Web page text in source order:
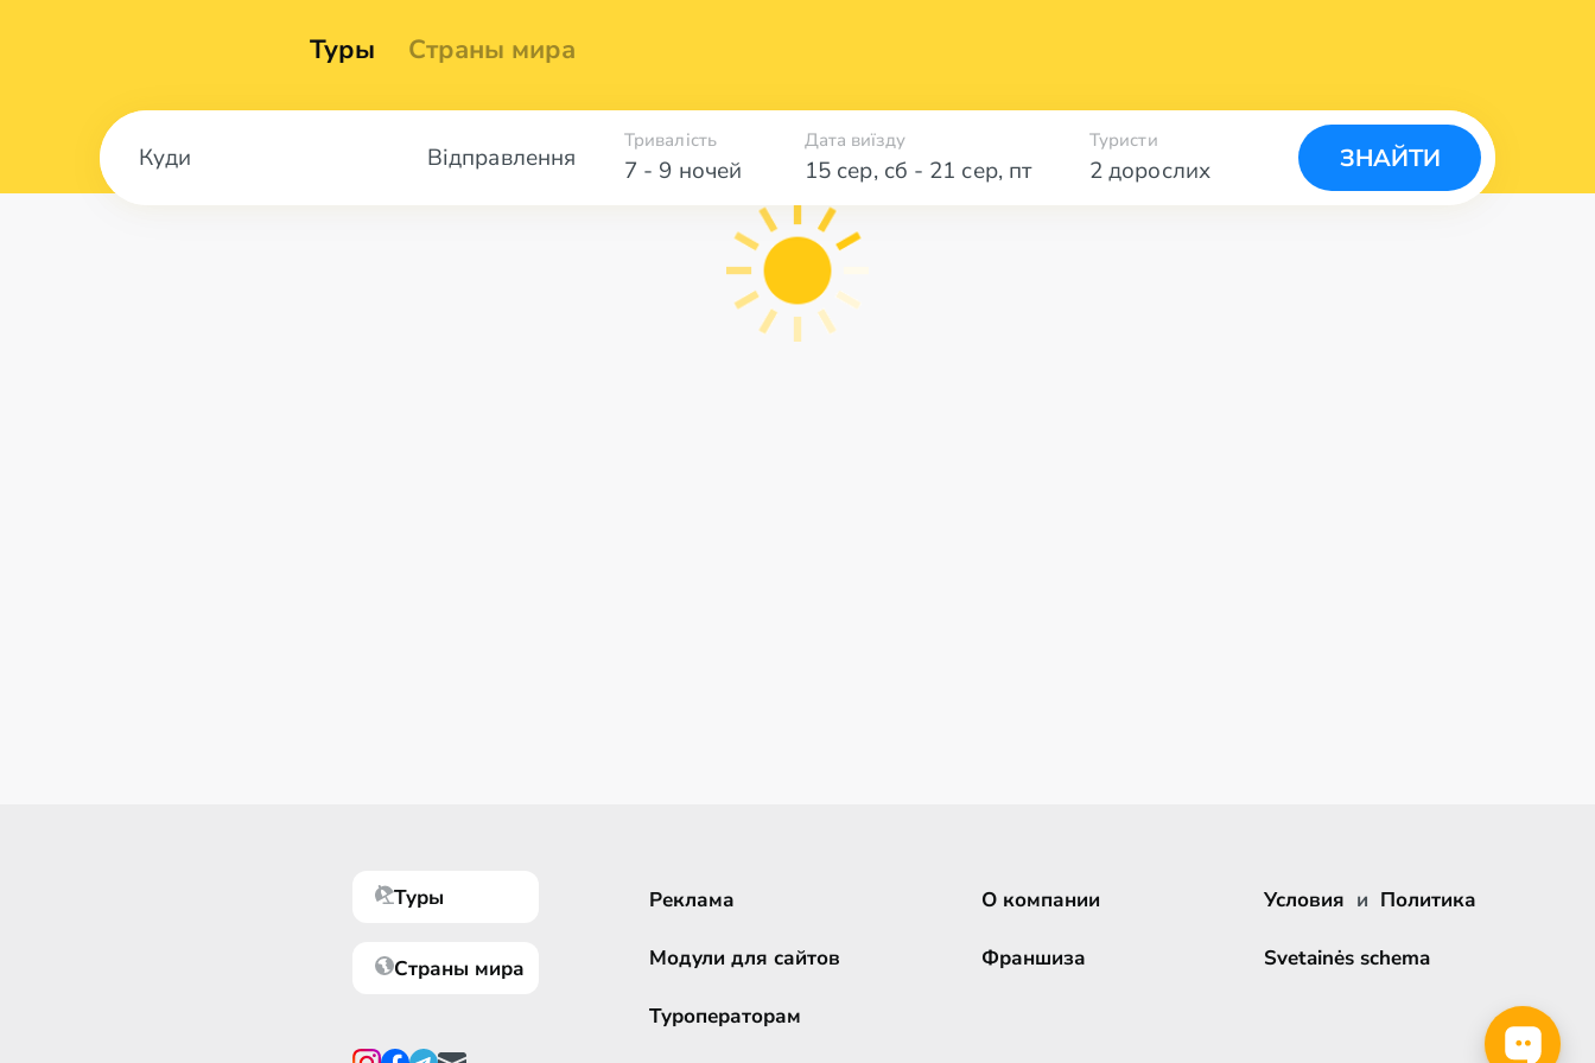
Туры Страны мира
Відправлення 7 - 9 ночей
Тривалість Дата виїзду
15 сер, сб - 21 сер, пт 2 дорослих
Туристи
ЗНАЙТИ
Туры
Страны мира
Реклама
Модули для сайтов
Туроператорам
О компании
Франшиза
Условия и Политика
Svetainės schema